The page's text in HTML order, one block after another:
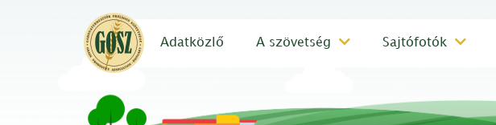
Adatközlő A szövetség Sajtófotók